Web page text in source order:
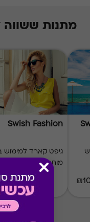
מתנות ששווה
Swish Fashion
גיפט קארד למימוש
מותגי אופנה
₪20-₪500